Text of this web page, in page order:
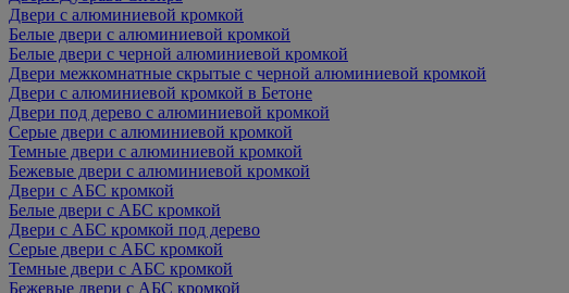
Двери с алюминиевой кромкой
Белые двери с алюминиевой кромкой
Белые двери с черной алюминиевой кромкой
Двери межкомнатные скрытые с черной алюминиевой кромкой
Двери с алюминиевой кромкой в Бетоне
Двери под дерево с алюминиевой кромкой
Серые двери с алюминиевой кромкой
Темные двери с алюминиевой кромкой
Бежевые двери с алюминиевой кромкой
Двери с АБС кромкой
Белые двери с АБС кромкой
Двери с АБС кромкой под дерево
Серые двери с АБС кромкой
Темные двери с АБС кромкой
Бежевые двери с АБС кромкой